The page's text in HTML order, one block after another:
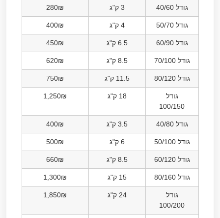
גודל 40/60 3 ק"ג 280₪
גודל 50/70 4 ק"ג 400₪
גודל 60/90 6.5 ק"ג 450₪
גודל 70/100 8.5 ק"ג 620₪
גודל 80/120 11.5 ק"ג 750₪
גודל
100/150
18 ק"ג 1,250₪
גודל 40/80 3.5 ק"ג 400₪
גודל 50/100 6 ק"ג 500₪
גודל 60/120 8.5 ק"ג 660₪
גודל 80/160 15 ק"ג 1,300₪
גודל
100/200
24 ק"ג 1,850₪